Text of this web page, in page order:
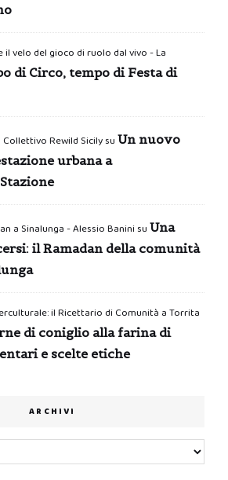
il velo del gioco di ruolo dal vivo - La
di Circo, tempo di Festa di
Rewild Sicilysu Un nuovo
urbana a
a Sinalunga - Alessio Banini su Una
il Ramadan della comunità
il Ricettario di Comunità a Torrita
di coniglio alla farina di
e scelte etiche
ARCHIVI